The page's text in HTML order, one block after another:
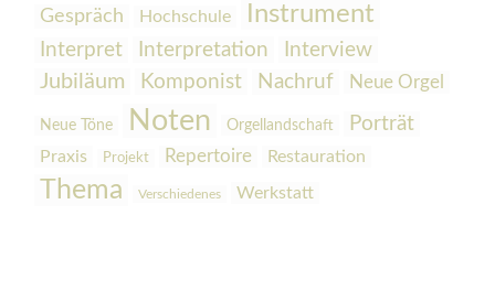
Gespräch Hochschule Instrument
Interpret Interpretation
Interview
Jubiläum
Komponist Nachruf Neue Orgel
Neue Töne Noten Orgellandschaft Porträt
Praxis Projekt Repertoire Restauration
Thema Verschiedenes Werkstatt